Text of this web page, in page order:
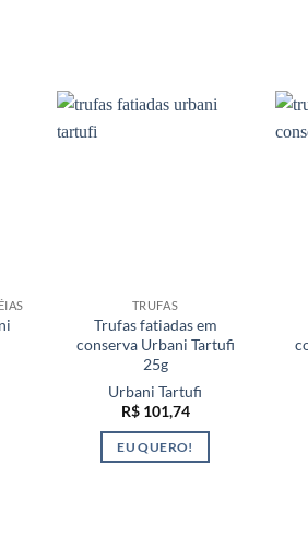
TRUFAS
Trufas fatiadas em
conserva Urbani Tartufi
25g
Urbani Tartufi
R$101,74
EU QUERO!